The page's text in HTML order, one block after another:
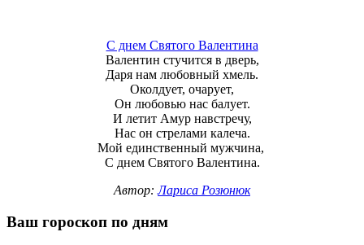
С днем Святого Валентина
Валентин стучится в дверь,
Даря нам любовный хмель.
Околдует, очарует,
Он любовью нас балует.
И летит Амур навстречу,
Нас он стрелами калеча.
Мой единственный мужчина,
С днем Святого Валентина.
Автор:Лариса Розюнюк
Ваш гороскоп по дням